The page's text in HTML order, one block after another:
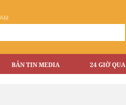
BẢN TIN MEDIA 24 GIỜ QUA